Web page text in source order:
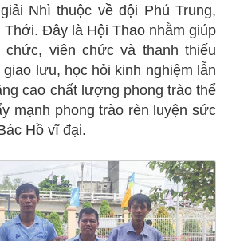
Nhì thuộc về đội Phú Trung,
Thới. Đây là Hội Thao nhằm giúp
chức, viên chức và thanh thiếu
lưu, học hỏi kinh nghiệm lẫn
cao chất lượng phong trào thể
mạnh phong trào rèn luyện sức
Hồ vĩ đại.